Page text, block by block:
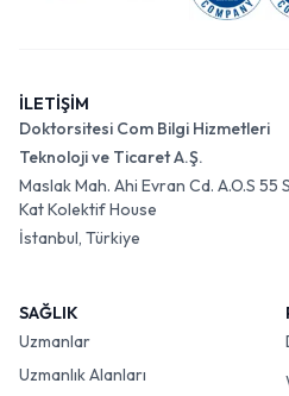
İLETİŞİM
Doktorsitesi Com Bilgi Hizmetleri
Teknoloji ve Ticaret A.Ş.
Maslak Mah. Ahi Evran Cd. A.O.S
Kat Kolektif House
İstanbul, Türkiye
SAĞLIK
Uzmanlar
Uzmanlık Alanları